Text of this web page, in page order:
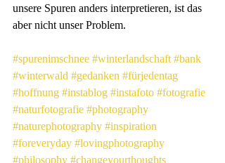
unsere Spuren anders interpretieren, ist das
aber nicht unser Problem.
#spurenimschnee #winterlandschaft #bank
#winterwald #gedanken #fürjedentag
#hoffnung #instablog #instafoto #fotografie
#naturfotografie #photography
#naturephotography #inspiration
#foreveryday #lovingphotography
#philosophy #changeyourthoughts